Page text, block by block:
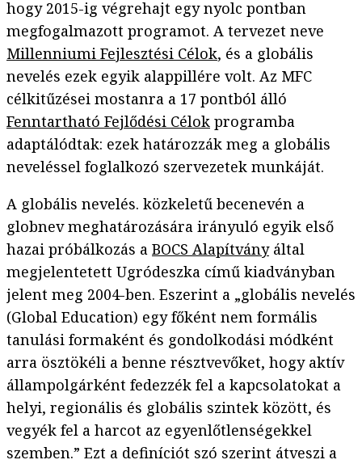
hogy 2015-ig végrehajt egy nyolc pontban
megfogalmazott programot. A tervezet neve
Millenniumi Fejlesztési Célok, és a globális
nevelés ezek egyik alappillére volt. Az MFC
célkitűzései mostanra a 17 pontból álló
Fenntartható Fejlődési Célok programba
adaptálódtak: ezek határozzák meg a globális
neveléssel foglalkozó szervezetek munkáját.
A globális nevelés. közkeletű becenevén a
globnev meghatározására irányuló egyik első
hazai próbálkozás a BOCS Alapítványáltal
megjelentetett Ugródeszka című kiadványban
jelent meg 2004-ben. Eszerint a „globális nevelés
(Global Education) egy főként nem formális
tanulási formaként és gondolkodási módként
arra ösztökéli a benne résztvevőket, hogy aktív
állampolgárként fedezzék fel a kapcsolatokat a
helyi, regionális és globális szintek között, és
vegyék fel a harcot az egyenlőtlenségekkel
szemben.” Ezt a definíciót szó szerint átveszi a